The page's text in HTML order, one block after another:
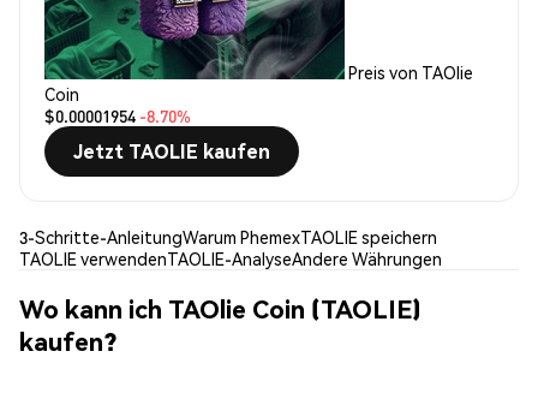
Preis von TAOlie
Coin
$0.00001954 -8.70%
Jetzt TAOLIE kaufen
3-Schritte-AnleitungWarum PhemexTAOLIE speichern
TAOLIE verwendenTAOLIE-AnalyseAndere Währungen
Wo kann ich TAOlie Coin (TAOLIE)
kaufen?